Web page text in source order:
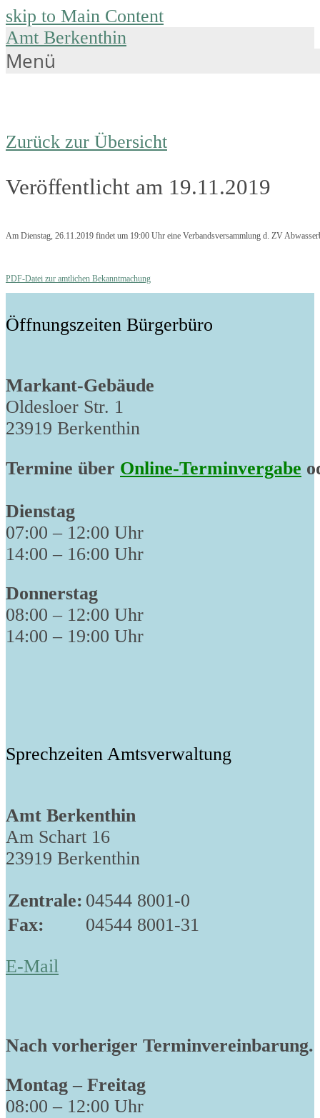
skip to Main Content
Amt Berkenthin
Menü
Zurück zur Übersicht
Veröffentlicht am 19.11.2019
Am Dienstag, 26.11.2019 findet um 19:00 Uhr eine Verbandsversammlung d. ZV
PDF-Datei zur amtlichen Bekanntmachung
Öffnungszeiten Bürgerbüro
Markant-Gebäude
Oldesloer Str. 1
23919 Berkenthin
Termine über Online-Terminvergabe
Dienstag
07:00 – 12:00 Uhr
14:00 – 16:00 Uhr
Donnerstag
08:00 – 12:00 Uhr
14:00 – 19:00 Uhr
Sprechzeiten Amtsverwaltung
Amt Berkenthin
Am Schart 16
23919 Berkenthin
Zentrale: 04544 8001-0
Fax:
04544 8001-31
E-Mail
Nach vorheriger Terminvereinbarung.
Montag – Freitag
08:00 – 12:00 Uhr